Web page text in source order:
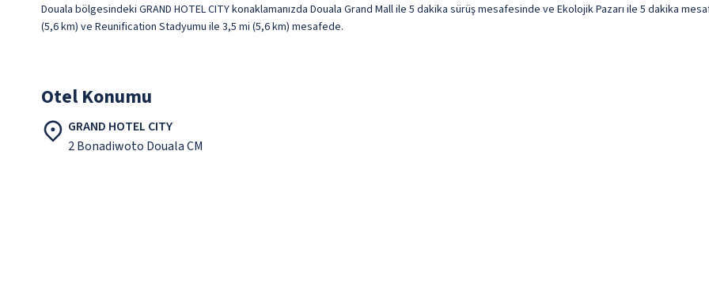
Douala bölgesindeki GRAND HOTEL CITY konaklamanızda Douala Grand Mall ile 5 dakika sürüş mesafesinde ve Ekolojik Pazarı ile 5 dakika
(5,6 km) ve Reunification Stadyumu ile 3,5 mi (5,6 km) mesafede.
Otel Konumu
GRAND HOTEL CITY
2 Bonadiwoto Douala CM